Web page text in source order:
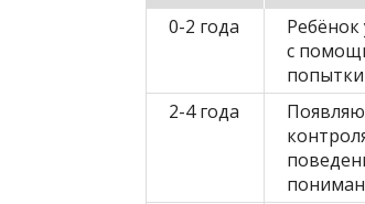
0-2 года
Ребёнок
с
попытки
2-4 года